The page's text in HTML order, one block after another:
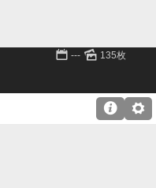
📅 --- 🌄 135枚
⚙
